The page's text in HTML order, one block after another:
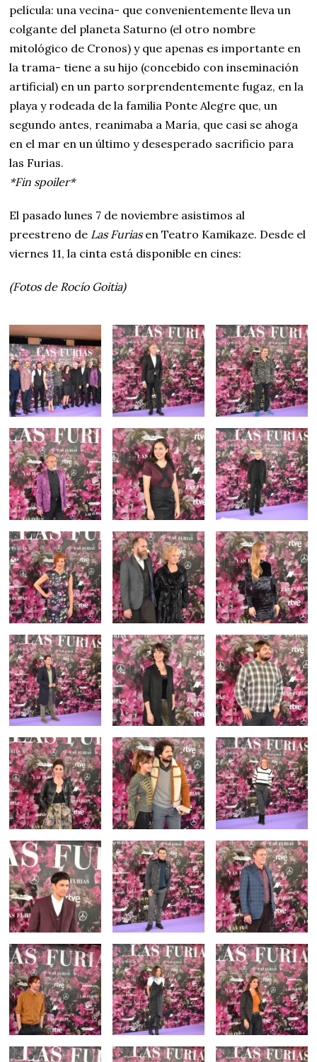
película: una vecina- que convenientemente lleva un
colgante del planeta Saturno (el otro nombre
mitológico de Cronos) y que apenas es importante en
la trama- tiene a su hijo (concebido con inseminación
artificial) en un parto sorprendentemente fugaz, en la
playa y rodeada de la familia Ponte Alegre que, un
segundo antes, reanimaba a María, que casi se ahoga
en el mar en un último y desesperado sacrificio para
las Furias.
*Fin spoiler*
El pasado lunes 7 de noviembre asistimos al
preestreno de Las Furiasen Teatro Kamikaze. Desde el
viernes 11, la cinta está disponible en cines:
(Fotos de Rocío Goitia)